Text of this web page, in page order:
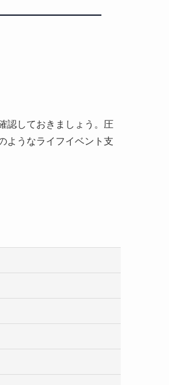
認しておきましょう。圧
ようなライフイベント支